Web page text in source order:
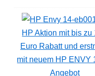
HP Aktion mit bis zu
Euro Rabatt und
mit neuem HP ENVY
Angebot